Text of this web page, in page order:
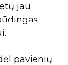
jau
pavienių